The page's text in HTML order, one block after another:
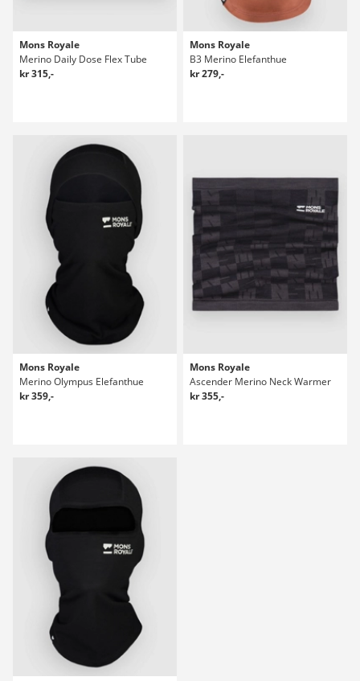
Mons Royale
Merino Daily Dose Flex Tube
kr 315,-
Mons Royale
B3 Merino Elefanthue
kr 279,-
Mons Royale
Merino Olympus Elefanthue
kr 359,-
Mons Royale
Ascender Merino Neck Warmer
kr 355,-